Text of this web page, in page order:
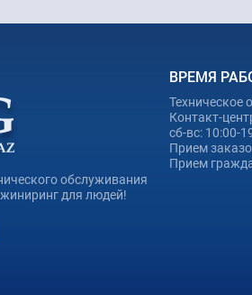
обслуживания
для людей!
ВРЕМЯ
Техническое
Контакт-
сб-вс: 10:00-
Прием
Прием